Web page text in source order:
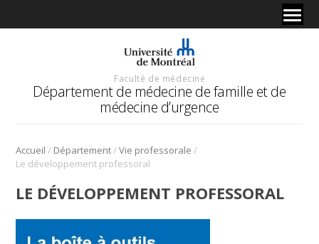
Faculté de médecine
Département de médecine de famille et de
médecine d’urgence
Accueil / Département/Vie professorale /
Le développement professoral
LE DÉVELOPPEMENT PROFESSORAL